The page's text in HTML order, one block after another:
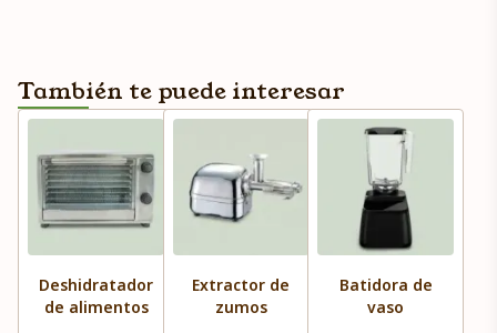
También te puede interesar
Deshidratador
de alimentos
Extractor de
zumos
Batidora de
vaso